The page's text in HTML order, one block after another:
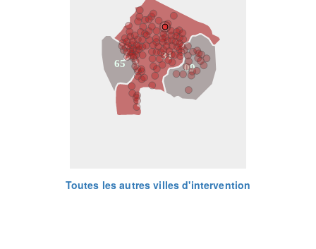
31
09
65
Toutes les autres villes d'intervention